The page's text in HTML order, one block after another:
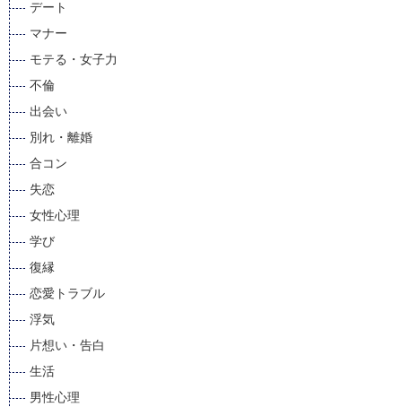
デート
マナー
モテる・女子力
不倫
出会い
別れ・離婚
合コン
失恋
女性心理
学び
復縁
恋愛トラブル
浮気
片想い・告白
生活
男性心理